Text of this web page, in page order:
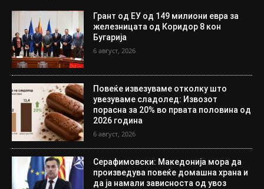
Грант од ЕУ од 149 милиони евра за
железницата од Коридор 8 кон
Бугарија
6 август, 2026
Повеќе извезуваме отколку што
увезуваме сладолед: Извозот
порасна за 20% во првата половина од
2026 година
6 август, 2026
Серафимовски: Македонија мора да
произведува повеќе домашна храна и
да ја намали зависноста од увоз